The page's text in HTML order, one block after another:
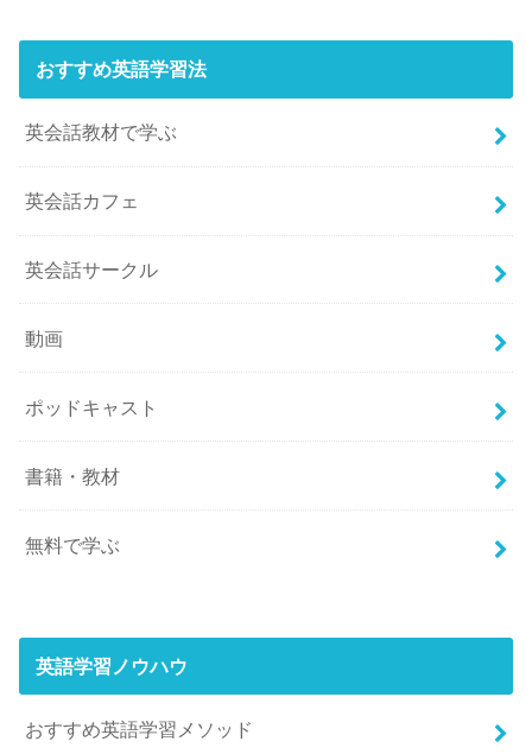
おすすめ英語学習法
英会話教材で学ぶ
英会話カフェ
英会話サークル
動画
ポッドキャスト
書籍・教材
無料で学ぶ
英語学習ノウハウ
おすすめ英語学習メソッド